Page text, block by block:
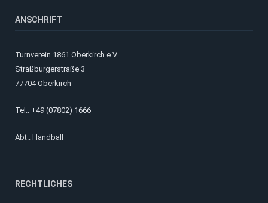
ANSCHRIFT
Turnverein 1861 Oberkirch e.V.
Straßburgerstraße 3
77704 Oberkirch
Tel.: +49 (07802) 1666
Abt.: Handball
RECHTLICHES